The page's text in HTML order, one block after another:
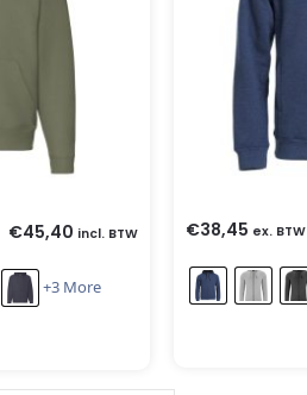
€45,40 incl. BTW
+3 More
€38,45 ex. BTW